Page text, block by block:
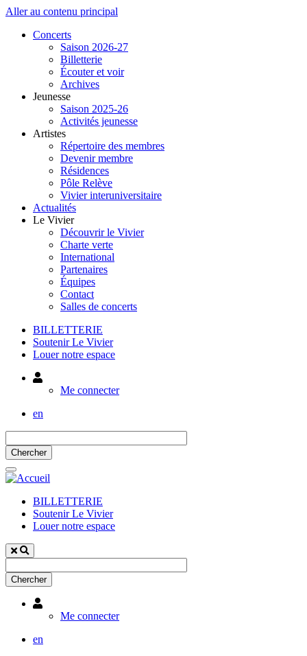
Aller au contenu principal
Concerts
Saison 2026-27
Billetterie
Écouter et voir
Archives
Jeunesse
Saison 2025-26
Activités jeunesse
Artistes
Répertoire des membres
Devenir membre
Résidences
Pôle Relève
Vivier interuniversitaire
Actualités
Le Vivier
Découvrir le Vivier
Charte verte
International
Partenaires
Équipes
Contact
Salles de concerts
BILLETTERIE
Soutenir Le Vivier
Louer notre espace
Utilisateur
Me connecter
en
BILLETTERIE
Soutenir Le Vivier
Louer notre espace
Utilisateur
Me connecter
en